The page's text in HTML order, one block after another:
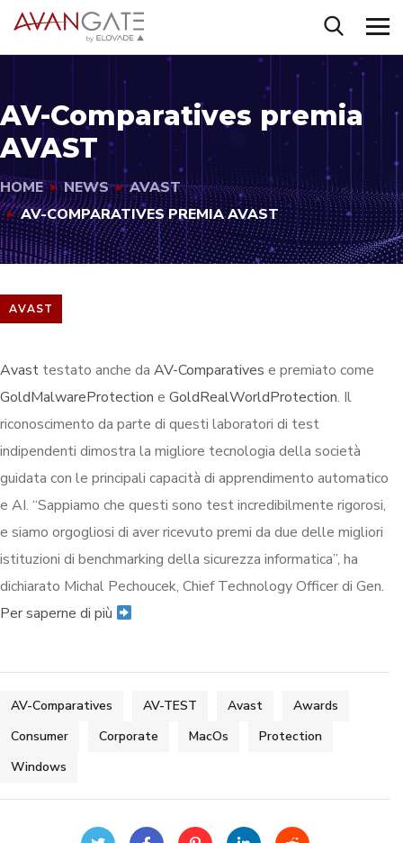
AV-Comparatives premia
AVAST
HOME NEWS
AVAST
AV-COMPARATIVES PREMIA AVAST
AVAST
Avast testato anche da AV-Comparatives e premiato come
GoldMalwareProtection e GoldRealWorldProtection. Il
riconoscimento da parte di questi laboratori di test
indipendenti dimostra la migliore tecnologia della società
guidata con le principali capacità di apprendimento automatico
e AI. “Sappiamo che questi sono test incredibilmente rigorosi,
e siamo orgogliosi di aver ricevuto premi da due delle migliori
istituzioni di benchmarking della sicurezza informatica”, ha
dichiarato Michal Pechoucek, Chief Technology Officer di Gen.
Per saperne di più
AV-Comparatives AV-TEST Avast
Awards
Consumer
Corporate MacOs
Protection
Windows